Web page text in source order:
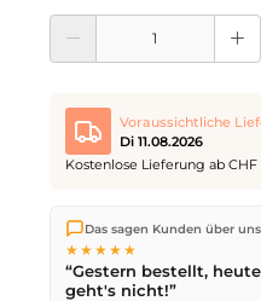
Produkt Anzahl: Gib den
Voraussichtliche
Di 11.08.2026
Kostenlose Lieferung ab CHF
Wir versenden direkt aus
ist die Lieferung kostenlos.
werden noch am selben Tag
nächsten Werktagmit der
Das sagen Kunden über
★★★★★
“Gestern bestellt,
geht's nicht!”